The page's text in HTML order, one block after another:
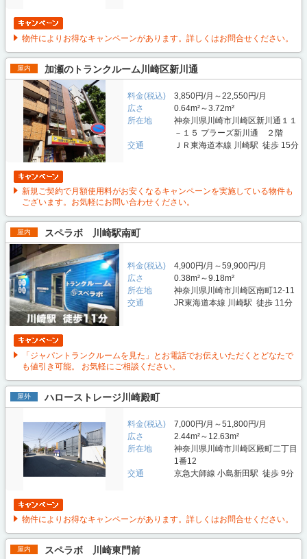
物件によりお得なキャンペーンがあります。詳しくはお問合せください。
屋内 加瀬のトランクルーム川崎区新川通
料金(税込)
3,850円/月～22,550円/月
広さ
0.64m²～3.72m²
所在地
神奈川県川崎市川崎区新川通１１
－１５ プラーズ新川通 ２階
交通
ＪＲ東海道本線 川崎駅 徒歩 15分
新規ご契約で月額使用料がお安くなるキャンペーンを実施している物件も
ございます。お気軽にお問い合わせください。
屋内 スペラボ 川崎駅南町
料金(税込)
4,900円/月～59,900円/月
広さ
0.38m²～9.18m²
所在地
神奈川県川崎市川崎区南町12-11
交通
JR東海道本線 川崎駅 徒歩 11分
「ジャパントランクルームを見た」とお電話でお伝えいただくとどなたで
も値引き可能。 お気軽にご相談ください。
屋外 ハローストレージ川崎殿町
料金(税込)
7,000円/月～51,800円/月
広さ
2.44m²～12.63m²
所在地
神奈川県川崎市川崎区殿町二丁目
1番12
交通
京急大師線 小島新田駅 徒歩 9分
物件によりお得なキャンペーンがあります。詳しくはお問合せください。
屋内 スペラボ 川崎東門前